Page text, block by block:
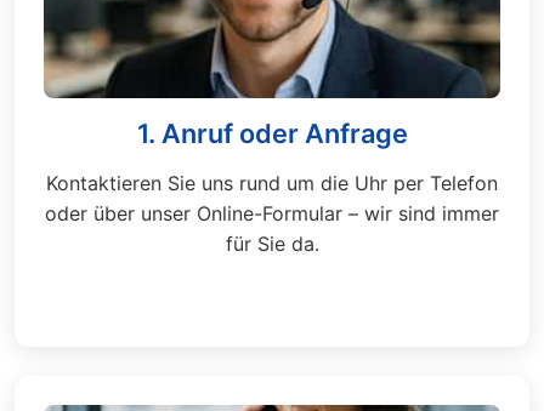
1. Anruf oder Anfrage
Kontaktieren Sie uns rund um die Uhr per Telefon
oder über unser Online-Formular – wir sind immer
für Sie da.